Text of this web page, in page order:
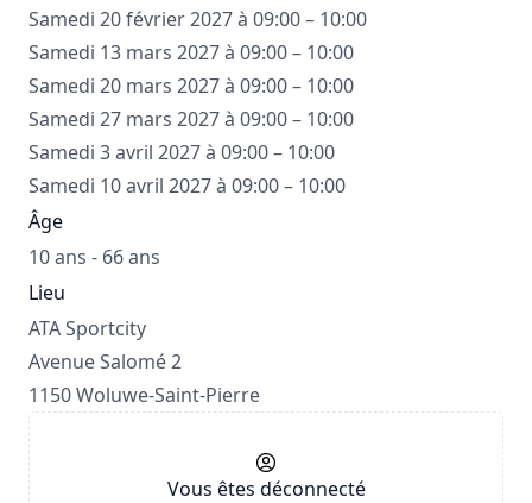
Samedi 20 février 2027 à 09:00 – 10:00
Samedi 13 mars 2027 à 09:00 – 10:00
Samedi 20 mars 2027 à 09:00 – 10:00
Samedi 27 mars 2027 à 09:00 – 10:00
Samedi 3 avril 2027 à 09:00 – 10:00
Samedi 10 avril 2027 à 09:00 – 10:00
Âge
10 ans - 66 ans
Lieu
ATA Sportcity
Avenue Salomé 2
1150 Woluwe-Saint-Pierre
Vous êtes déconnecté